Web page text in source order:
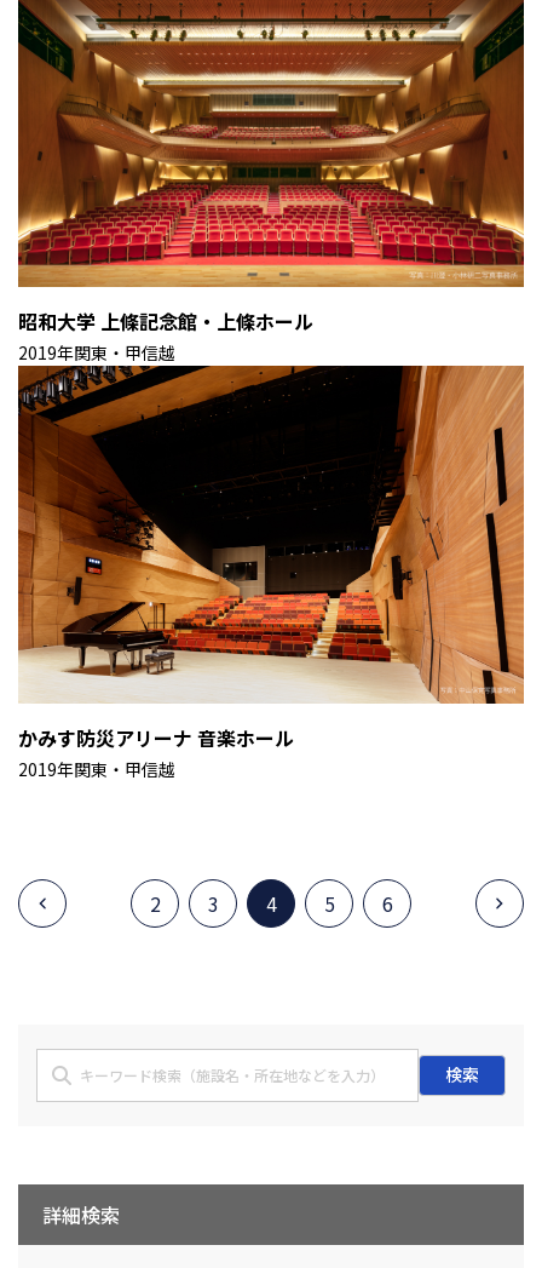
昭和大学 上條記念館・上條ホール
2019年関東・甲信越
かみす防災アリーナ 音楽ホール
2019年関東・甲信越
2 3 4 5 6
検索
詳細検索